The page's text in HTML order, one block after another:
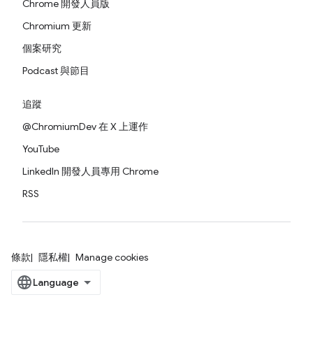
Chrome 開發人員版
Chromium 更新
個案研究
Podcast 與節目
追蹤
@ChromiumDev 在 X 上運作
YouTube
LinkedIn 開發人員專用 Chrome
RSS
條款 隱私權 Manage cookies